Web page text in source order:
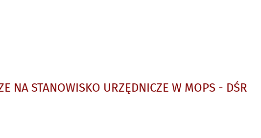
NA STANOWISKO URZĘDNICZE W MOPS - DŚR